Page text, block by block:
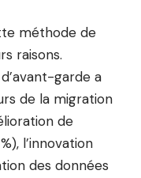
méthode de
raisons.
garde a
de la migration
de
l’innovation
des données